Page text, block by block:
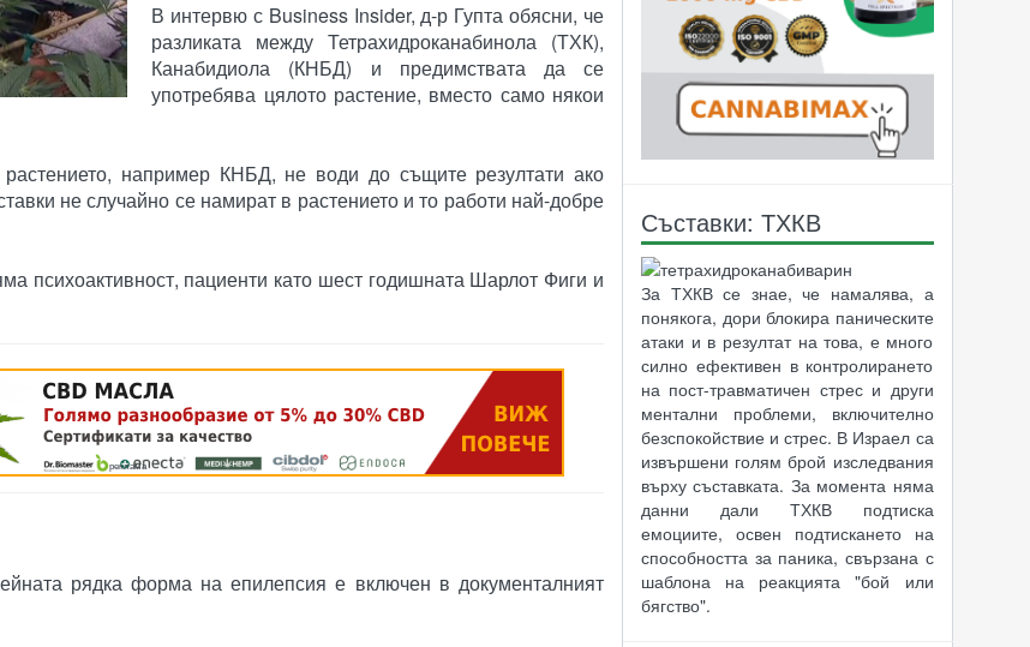
В интервю с Business Insider, д-р Гупта обясни, че
разликата между Тетрахидроканабинола (ТХК),
Канабидиола (КНБД) и предимствата да се
употребява цялото растение, вместо само някои
например КНБД, не води до същите резултати ако
не случайно се намират в растението и то работи най-добре
психоактивност, пациенти като шест годишната Шарлот Фиги и
реклама
рядка форма на епилепсия е включен в документалният
Съставки: ТХКВ
За ТХКВ се знае, че намалява, а
понякога, дори блокира паническите
атаки и в резултат на това, е много
силно ефективен в контролирането
на пост-травматичен стрес и други
ментални проблеми, включително
безспокойствие и стрес. В Израел са
извършени голям брой изследвания
върху съставката. За момента няма
данни дали ТХКВ подтиска
емоциите, освен подтискането на
способността за паника, свързана с
шаблона на реакцията "бой или
бягство".